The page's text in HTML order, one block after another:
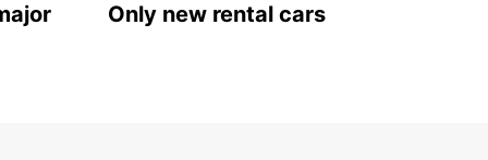
Only new rental cars